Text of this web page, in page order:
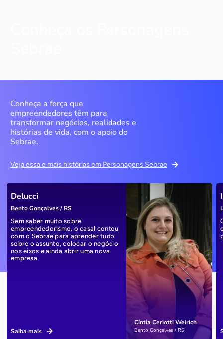
Conheça a força que
empreendedores têm para
transformar negócios, realidades e
histórias de vida, com o apoio do
Sebrae.
Veja essa e mais histórias em Personagens Sebrae
Cíntia Ceriotti Weirich
Bento Gonçalves / RS
Delucci
Bento Gonçalves / RS
Sem saber muito sobre
empreendedorismo, o casal contou
com o Sebrae para aprender tudo
sobre o assunto, colocar o negócio
nos eixos e ainda abrir uma nova
empresa
Saiba mais